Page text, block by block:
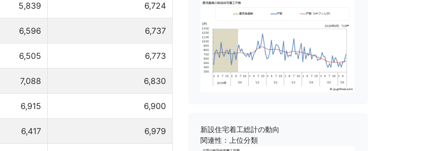
5,839 6,724
6,596 6,737
6,505 6,773
7,088 6,830
6,915 6,900
6,417 6,979
新設住宅着工総計の動向
関連性：上位分類